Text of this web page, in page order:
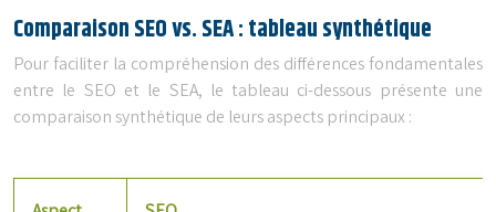
Comparaison SEO vs. SEA : tableau synthétique
Pour faciliter la compréhension des différences fondamentales
entre le SEO et le SEA, le tableau ci-dessous présente une
comparaison synthétique de leurs aspects principaux :